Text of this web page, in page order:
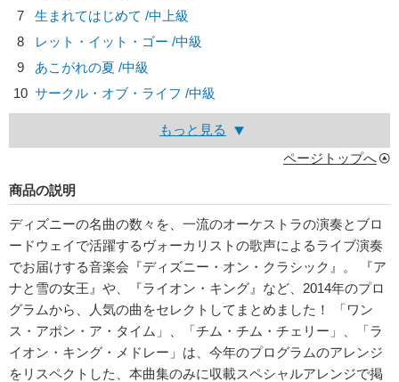
7
生まれてはじめて /中上級
8
レット・イット・ゴー /中級
9
あこがれの夏 /中級
10 サークル・オブ・ライフ /中級
もっと見る
ページトップへ
商品の説明
ディズニーの名曲の数々を、一流のオーケストラの演奏とブロ
ードウェイで活躍するヴォーカリストの歌声によるライブ演奏
でお届けする音楽会『ディズニー・オン・クラシック』。 『ア
ナと雪の女王』や、『ライオン・キング』など、2014年のプロ
グラムから、人気の曲をセレクトしてまとめました！ 「ワン
ス・アポン・ア・タイム」、「チム・チム・チェリー」、「ラ
イオン・キング・メドレー」は、今年のプログラムのアレンジ
をリスペクトした、本曲集のみに収載スペシャルアレンジで掲